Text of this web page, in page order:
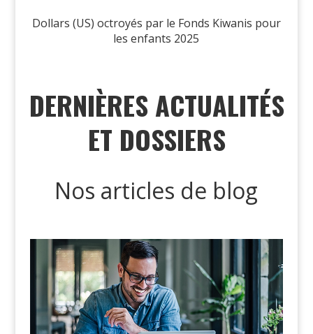
Dollars (US) octroyés par le Fonds Kiwanis pour
les enfants 2025
DERNIÈRES ACTUALITÉS
ET DOSSIERS
Nos articles de blog